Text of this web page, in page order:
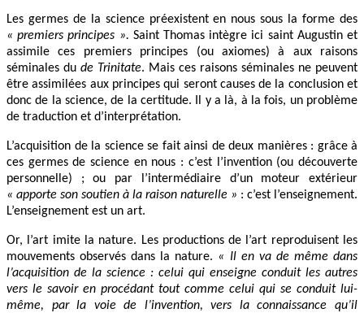
Les germes de la science préexistent en nous sous la forme des
« premiers principes ». Saint Thomas intègre ici saint Augustin et
assimile ces premiers principes (ou axiomes) à aux raisons
séminales du de Trinitate. Mais ces raisons séminales ne peuvent
être assimilées aux principes qui seront causes de la conclusion et
donc de la science, de la certitude. Il y a là, à la fois, un problème
de traduction et d’interprétation.
L’acquisition de la science se fait ainsi de deux manières : grâce à
ces germes de science en nous : c’est l’invention (ou découverte
personnelle) ; ou par l’intermédiaire d’un moteur extérieur
« apporte son soutien à la raison naturelle » : c’est l’enseignement.
L’enseignement est un art.
Or, l’art imite la nature. Les productions de l’art reproduisent les
mouvements observés dans la nature. « Il en va de même dans
l’acquisition de la science : celui qui enseigne conduit les autres
vers le savoir en procédant tout comme celui qui se conduit lui-
même, par la voie de l’invention, vers la connaissance qu’il